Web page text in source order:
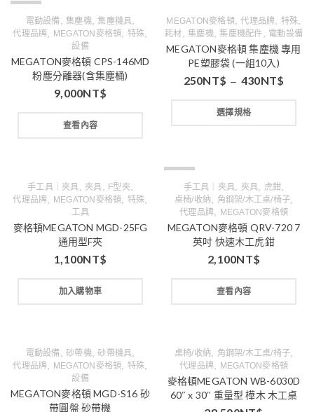
電動設備 集塵機 ,集塵機具
代理品牌 MEGATON麥格頓 特殊
設備
MEGATON麥格頓 CPS-146MD
粉塵分離器(含集塵桶)
9,000NT$
查看內容
MEGATON麥格頓,代理品牌 特殊
耗材 集塵機 ,集塵機配件 電動設備
MEGATON麥格頓 集塵機 專用
PE塑膠袋 (一組10入)
250NT$ – 430NT$
選擇規格
手工具｜夾具 夾具 F型夾,
代理品牌 MEGATON麥格頓 特殊
工具
麥格頓MEGATON MGD-25FG
通用型F夾
1,100NT$
加入購物車
手工具｜夾具 夾具 虎鉗
桌椅/收納 角鋼架/木工桌/椅子
代理品牌 MEGATON麥格頓
MEGATON麥格頓 QRV-720 7
英吋 快速木工虎鉗
2,100NT$
查看內容
電動設備 砂帶機 ,砂帶機具
代理品牌 MEGATON麥格頓 特殊
設備
MEGATON麥格頓 MGD-S16 砂
帶圓盤 砂帶機
桌椅/收納 角鋼架/木工桌/椅子
代理品牌 MEGATON麥格頓
麥格頓MEGATON WB-6030D
60″ x 30″ 重量型 樺木 木工桌